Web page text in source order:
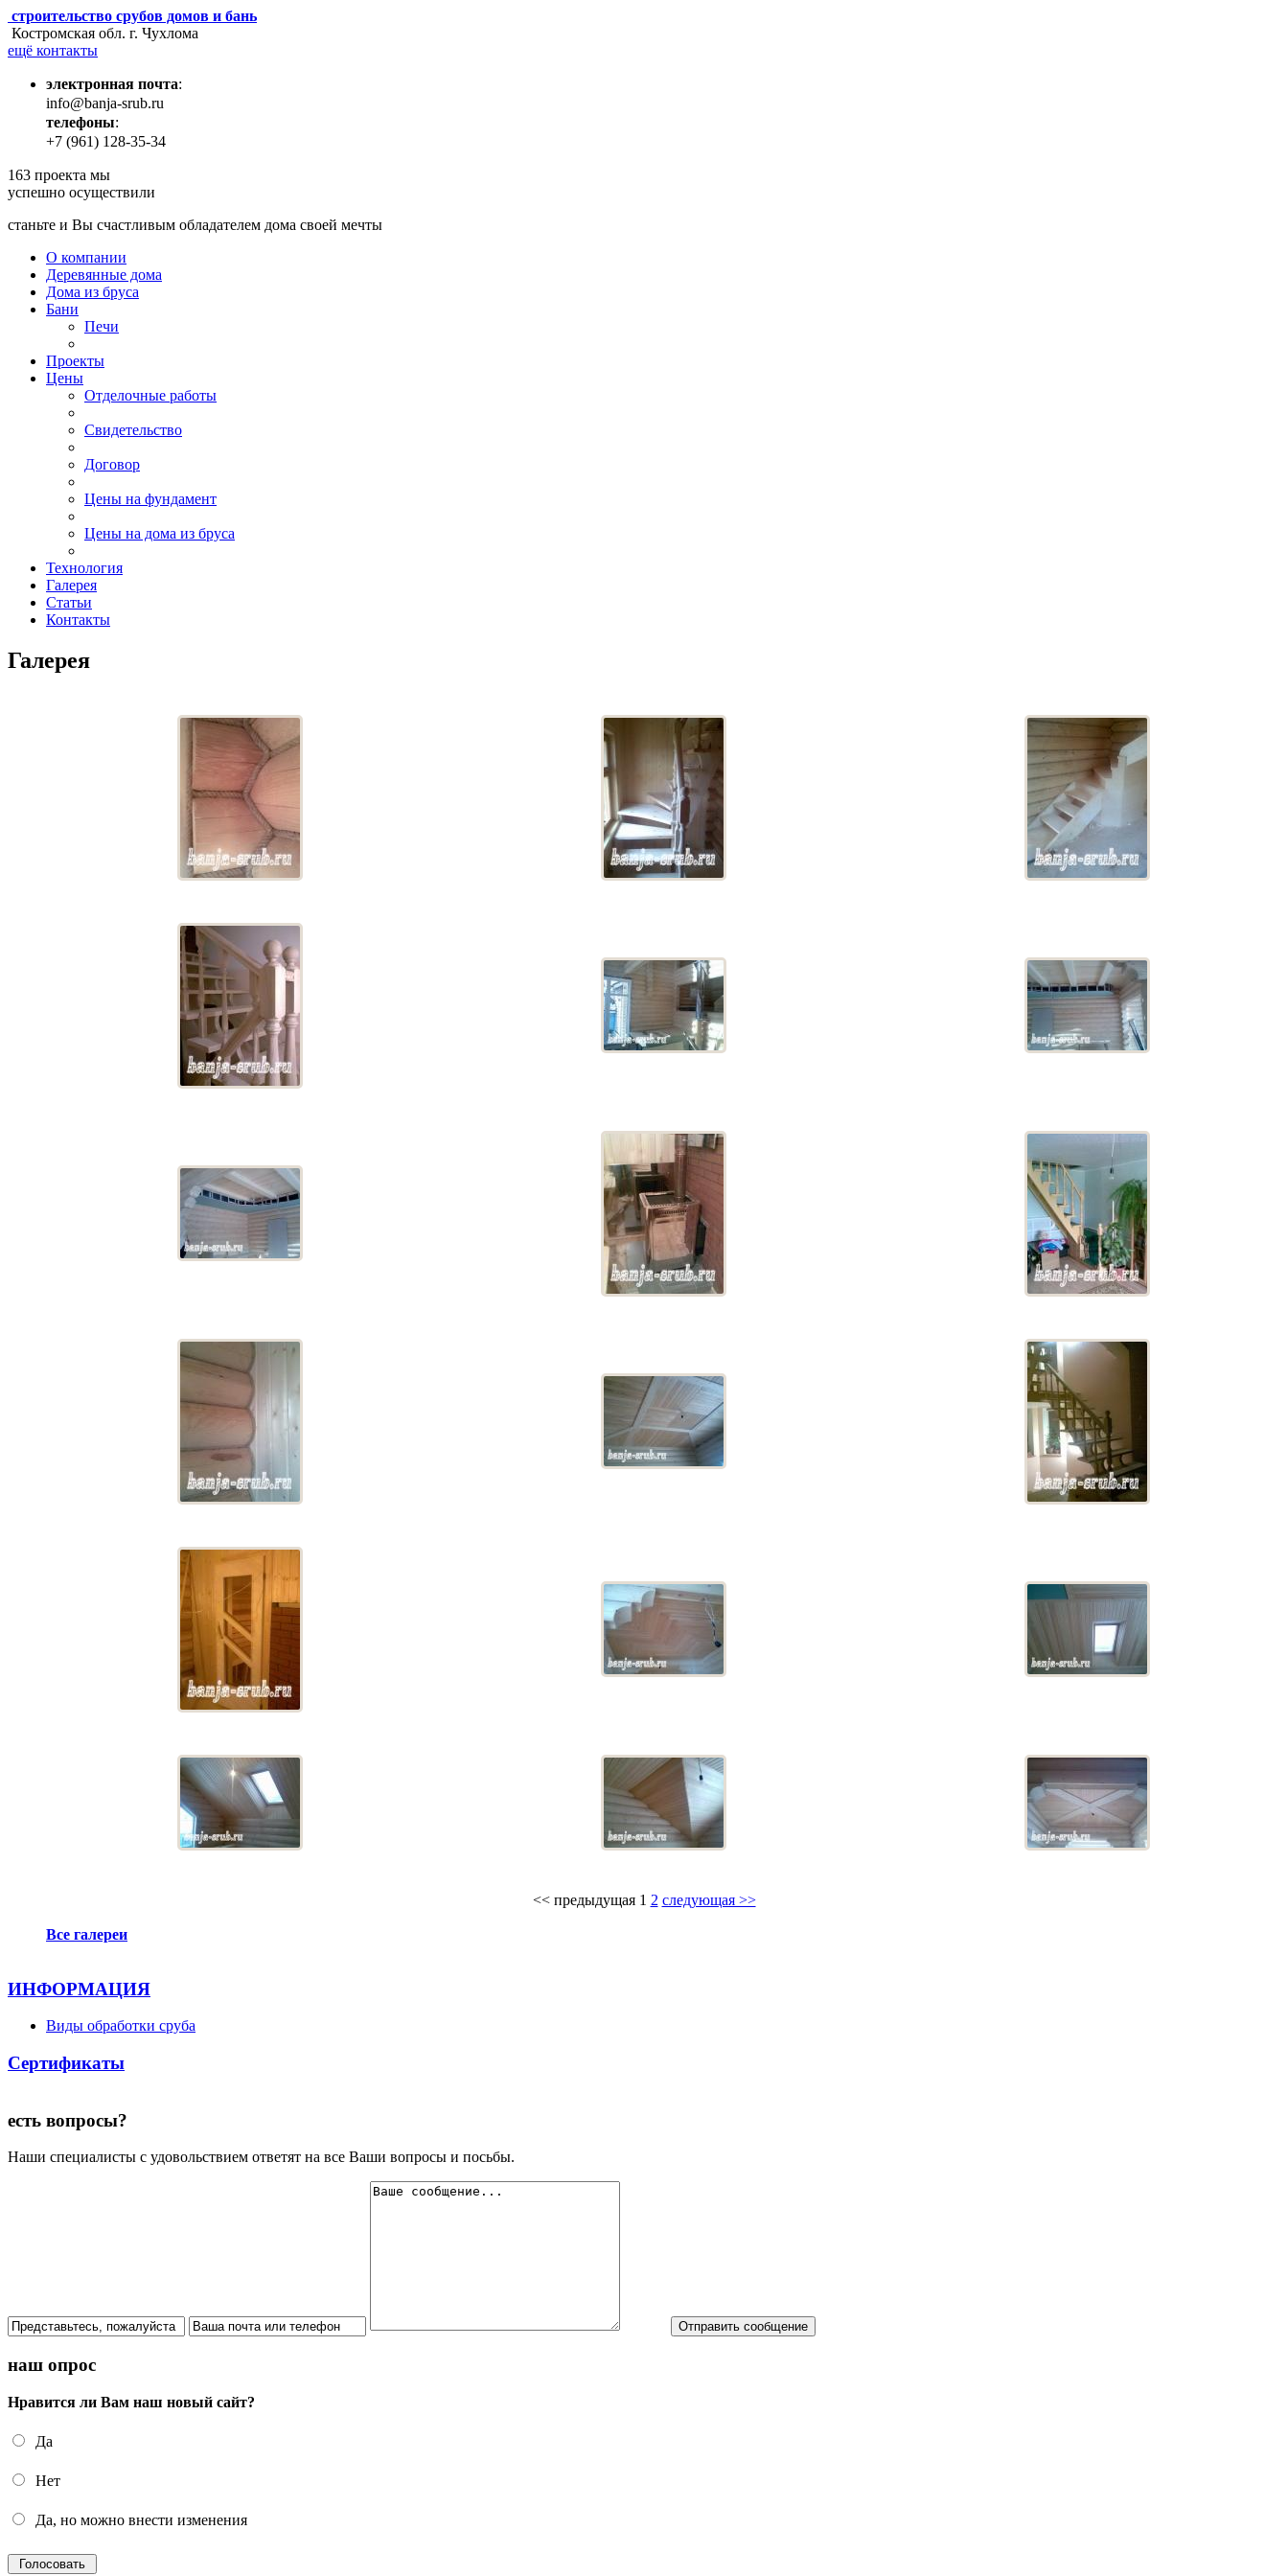
строительство срубов домов и бань
Костромская обл. г. Чухлома
ещё контакты
электронная почта:
info@banja-srub.ru
телефоны:
+7 (961) 128-35-34
163 проекта мы
успешно осуществили
станьте и Вы счастливым обладателем дома своей мечты
О компании
Деревянные дома
Дома из бруса
Бани
Печи
Проекты
Цены
Отделочные работы
Свидетельство
Договор
Цены на фундамент
Цены на дома из бруса
Технология
Галерея
Статьи
Контакты
Галерея
<< предыдущая 1 2 следующая >>
Все галереи
ИНФОРМАЦИЯ
Виды обработки сруба
Сертификаты
есть вопросы?
Наши специалисты с удовольствием ответят на все Ваши вопросы и посьбы.
наш опрос
Нравится ли Вам наш новый сайт?
Да
Нет
Да, но можно внести изменения